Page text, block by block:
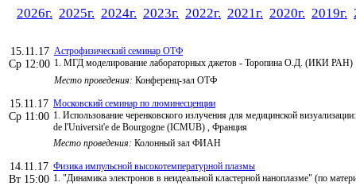
2026г. 2025г. 2024г. 2023г. 2022г. 2021г. 2020г. 2019г.
15.11.17
Ср 12:00
Астрофизический семинар ОТФ
1. МГД моделирование лабораторных джетов - Торопина О.Д. (ИКИ РАН)
Место проведения: Конференц-зал ОТФ
15.11.17
Ср 11:00
Московский семинар по люминесценции
1. Использование черенковского излучения для медицинской
de l'Universit'e de Bourgogne (ICMUB) , Франция
Место проведения: Колонный зал ФИАН
14.11.17
Вт 15:00
Физика импульсной высокотемпературной плазмы
1. "Динамика электронов в неидеальной кластерной наноплазме" (по